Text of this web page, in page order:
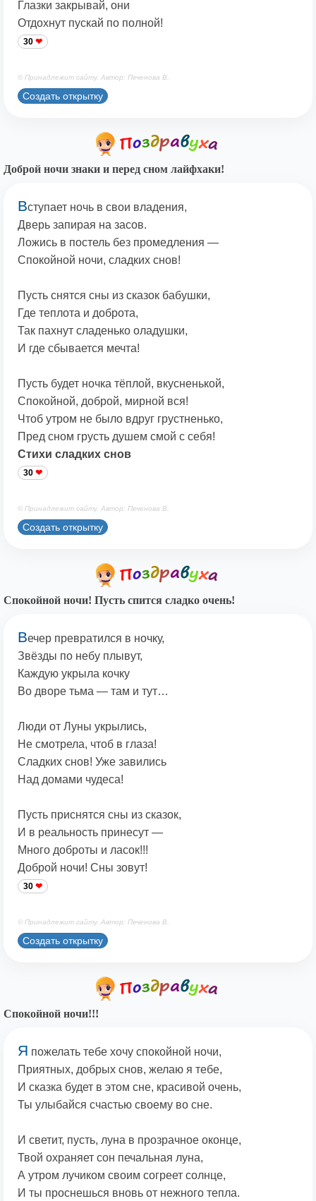
Глазки закрывай, они
Отдохнут пускай по полной!
30
© Принадлежит сайту. Автор: Печенова В.
Создать открытку
Доброй ночи знаки и перед сном лайфхаки!
Вступает ночь в свои владения,
Дверь запирая на засов.
Ложись в постель без промедления —
Спокойной ночи, сладких снов!
Пусть снятся сны из сказок бабушки,
Где теплота и доброта,
Так пахнут сладенько оладушки,
И где сбывается мечта!
Пусть будет ночка тёплой, вкусненькой,
Спокойной, доброй, мирной вся!
Чтоб утром не было вдруг грустненько,
Пред сном грусть душем смой с себя!
Стихи сладких снов
30
© Принадлежит сайту. Автор: Печенова В.
Создать открытку
Спокойной ночи! Пусть спится сладко очень!
Вечер превратился в ночку,
Звёзды по небу плывут,
Каждую укрыла кочку
Во дворе тьма — там и тут…
Люди от Луны укрылись,
Не смотрела, чтоб в глаза!
Сладких снов! Уже завились
Над домами чудеса!
Пусть приснятся сны из сказок,
И в реальность принесут —
Много доброты и ласок!!!
Доброй ночи! Сны зовут!
30
© Принадлежит сайту. Автор: Печенова В.
Создать открытку
Спокойной ночи!!!
Я пожелать тебе хочу спокойной ночи,
Приятных, добрых снов, желаю я тебе,
И сказка будет в этом сне, красивой очень,
Ты улыбайся счастью своему во сне.
И светит, пусть, луна в прозрачное оконце,
Твой охраняет сон печальная луна,
А утром лучиком своим согреет солнце,
И ты проснешься вновь от нежного тепла.